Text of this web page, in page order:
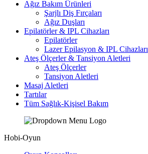
Ağız Bakım Ürünleri
Şarjlı Diş Fırçaları
Ağız Duşları
Epilatörler & IPL Cihazları
Epilatörler
Lazer Epilasyon & IPL Cihazları
Ateş Ölçerler & Tansiyon Aletleri
Ateş Ölçerler
Tansiyon Aletleri
Masaj Aletleri
Tartılar
Tüm Sağlık-Kişisel Bakım
Hobi-Oyun